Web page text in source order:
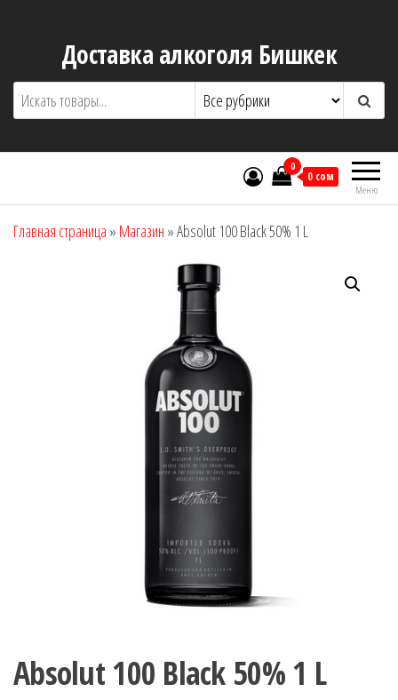
содержимомуДоставка алкоголя Бишкек
Меню
0
0 сом
Главная страница » Магазин »Absolut 100 Black 50% 1 L
Absolut 100 Black 50% 1 L